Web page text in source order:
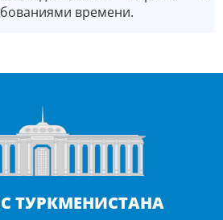
времени.
ТУРКМЕНИСТАНА